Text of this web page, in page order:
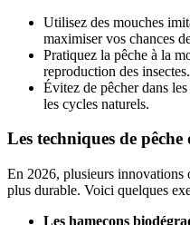
Utilisez des mouches
maximiser vos chances
Pratiquez la pêche à la
reproduction des insectes.
Évitez de pêcher dans
les cycles naturels.
Les techniques de
En 2026, plusieurs innovations
plus durable. Voici quelques
Les hameçons